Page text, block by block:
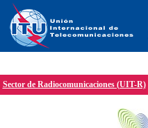
Sector de Radiocomunicaciones (UIT-R)